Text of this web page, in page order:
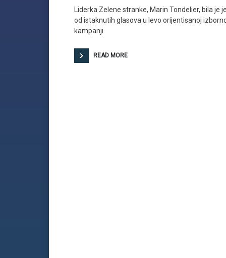
Liderka Zelene stranke, Marin Tondelier, bila je
od istaknutih glasova u levo orijentisanoj
kampanji.
READ MORE